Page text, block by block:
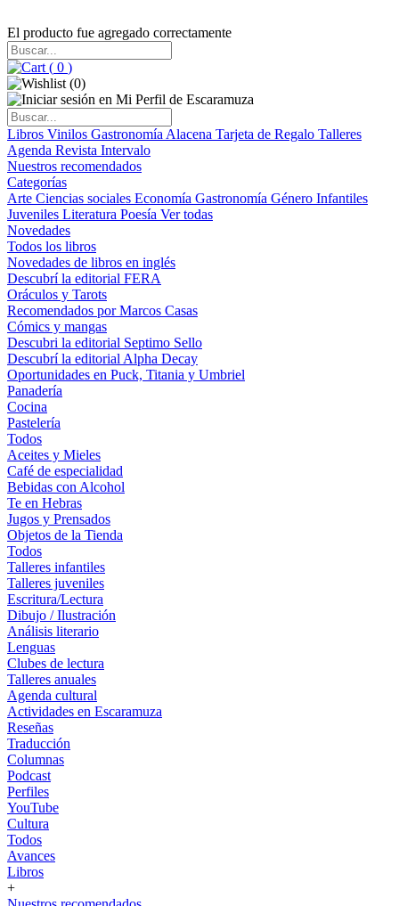
El producto fue agregado correctamente
( 0 )
(0)
Libros Vinilos Gastronomía Alacena Tarjeta de Regalo Talleres
Agenda Revista Intervalo
Nuestros recomendados
Categorías
Arte Ciencias sociales Economía Gastronomía Género Infantiles
Juveniles Literatura Poesía Ver todas
Novedades
Todos los libros
Novedades de libros en inglés
Descubrí la editorial FERA
Oráculos y Tarots
Recomendados por Marcos Casas
Cómics y mangas
Descubri la editorial Septimo Sello
Descubrí la editorial Alpha Decay
Oportunidades en Puck, Titania y Umbriel
Panadería
Cocina
Pastelería
Todos
Aceites y Mieles
Café de especialidad
Bebidas con Alcohol
Te en Hebras
Jugos y Prensados
Objetos de la Tienda
Todos
Talleres infantiles
Talleres juveniles
Escritura/Lectura
Dibujo / Ilustración
Análisis literario
Lenguas
Clubes de lectura
Talleres anuales
Agenda cultural
Actividades en Escaramuza
Reseñas
Traducción
Columnas
Podcast
Perfiles
YouTube
Cultura
Todos
Avances
Libros
+